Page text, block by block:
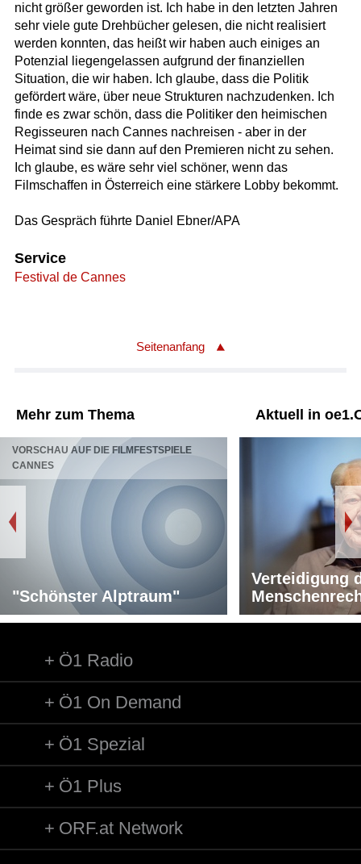
nicht größer geworden ist. Ich habe in den letzten Jahren
sehr viele gute Drehbücher gelesen, die nicht realisiert
werden konnten, das heißt wir haben auch einiges an
Potenzial liegengelassen aufgrund der finanziellen
Situation, die wir haben. Ich glaube, dass die Politik
gefördert wäre, über neue Strukturen nachzudenken. Ich
finde es zwar schön, dass die Politiker den heimischen
Regisseuren nach Cannes nachreisen - aber in der
Heimat sind sie dann auf den Premieren nicht zu sehen.
Ich glaube, es wäre sehr viel schöner, wenn das
Filmschaffen in Österreich eine stärkere Lobby bekommt.
Das Gespräch führte Daniel Ebner/APA
Service
Festival de Cannes
Seitenanfang
Mehr zum Thema
VORSCHAU AUF DIE FILMFESTSPIELE
CANNES
"Schönster Alptraum"
Aktuell in
Verteidigung
Ö1 Radio
Ö1 On Demand
Ö1 Spezial
Ö1 Plus
ORF.at Network